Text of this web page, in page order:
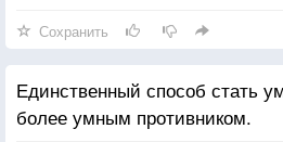
красивые, щедрые, забавные
меня бояться или почитать,
считайте меня таким же как
это пристрастие. Мы
Сохранить
Единственный способ стать
более умным противником.